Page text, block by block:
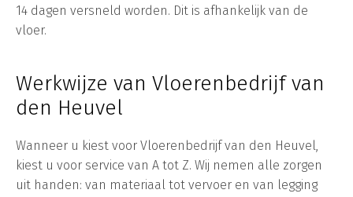
14 dagen versneld worden. Dit is afhankelijk van de
vloer.
Werkwijze van Vloerenbedrijf van
den Heuvel
Wanneer u kiest voor Vloerenbedrijf van den Heuvel,
kiest u voor service van A tot Z. Wij nemen alle zorgen
uit handen: van materiaal tot vervoer en van legging